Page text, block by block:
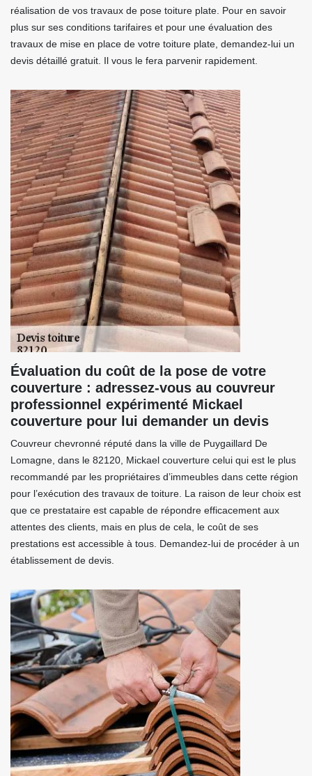
réalisation de vos travaux de pose toiture plate. Pour en savoir
plus sur ses conditions tarifaires et pour une évaluation des
travaux de mise en place de votre toiture plate, demandez-lui un
devis détaillé gratuit. Il vous le fera parvenir rapidement.
Évaluation du coût de la pose de votre
couverture : adressez-vous au couvreur
professionnel expérimenté Mickael
couverture pour lui demander un devis
Couvreur chevronné réputé dans la ville de Puygaillard De
Lomagne, dans le 82120, Mickael couverture celui qui est le plus
recommandé par les propriétaires d’immeubles dans cette région
pour l’exécution des travaux de toiture. La raison de leur choix est
que ce prestataire est capable de répondre efficacement aux
attentes des clients, mais en plus de cela, le coût de ses
prestations est accessible à tous. Demandez-lui de procéder à un
établissement de devis.